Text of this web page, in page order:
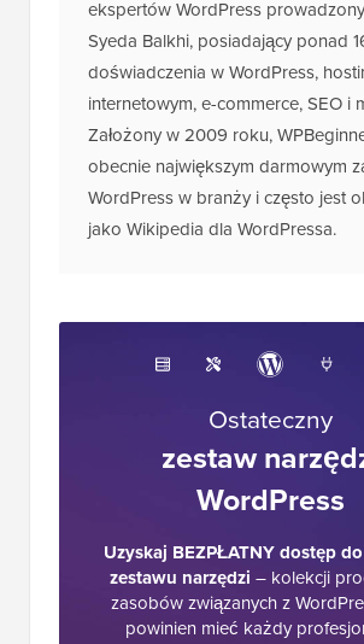
ekspertów WordPress
Syeda Balkhi, posiadający ponad
doświadczenia w WordPress,
internetowym, e-commerce, SEO i
Założony w 2009 roku,
obecnie największym darmowym
WordPress w branży i często jest
jako Wikipedia dla WordPressa.
Ostateczny
zestaw
WordPress
Uzyskaj BEZPŁATNY dostęp
zestawu narzędzi – kolekcji
zasobów związanych z
powinien mieć każdy